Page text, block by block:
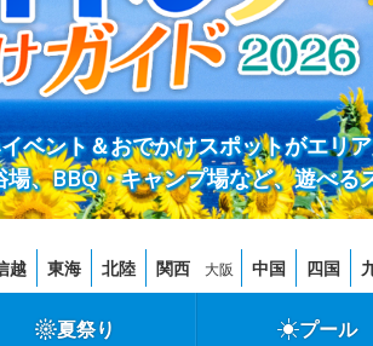
ベント＆おでかけスポットがエリ
、BBQ・キャンプ場など、遊べる
越 東海 北陸 関西 大阪 中国 四国
夏祭り プール